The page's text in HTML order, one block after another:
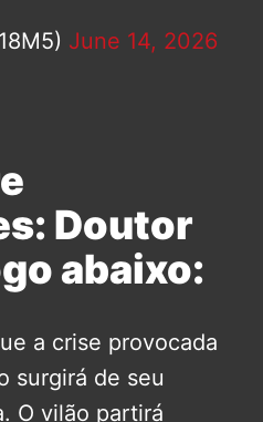
June 14, 2026
Doutor
abaixo:
a crise provocada
surgirá de seu
O vilão partirá